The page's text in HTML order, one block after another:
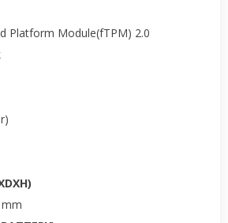
Platform Module(fTPM) 2.0